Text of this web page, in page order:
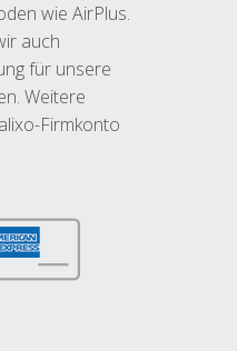
wie AirPlus.
auch
für unsere
Weitere
Firmkonto